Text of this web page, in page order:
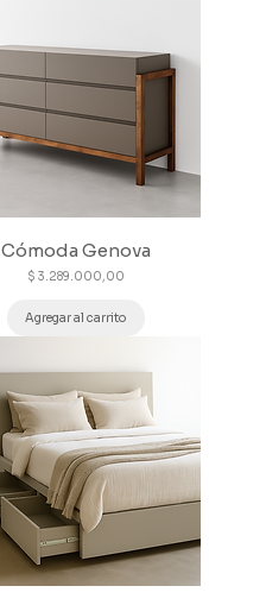
Cómoda Genova
Precio
$ 3.289.000,00
Agregar al carrito